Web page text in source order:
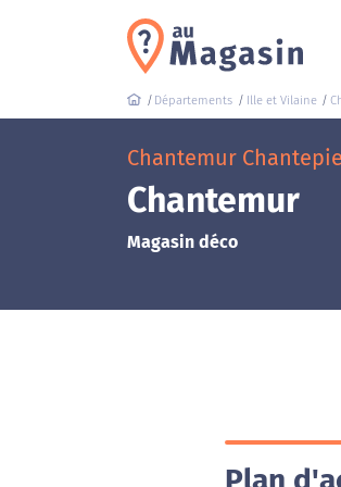
Départements Ille et Vilaine
Chantemur
Chantemur
Magasin déco